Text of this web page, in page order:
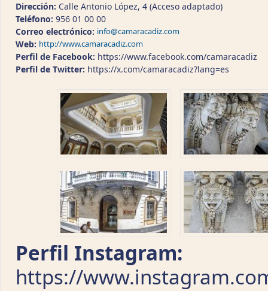
Dirección: Calle Antonio López, 4 (Acceso adaptado)
Teléfono: 956 01 00 00
Correo electrónico: info@camaracadiz.com
Web: http://www.camaracadiz.com
Perfil de Facebook: https://www.facebook.com/camaracadiz
Perfil de Twitter: https://x.com/camaracadiz?lang=es
Perfil Instagram:
https://